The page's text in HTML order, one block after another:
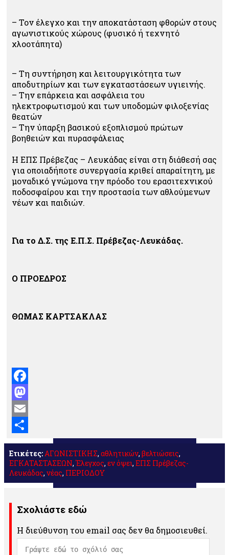
– Τον έλεγχο και την αποκατάσταση φθορών στους
αγωνιστικούς χώρους (φυσικό ή τεχνητό
χλοοτάπητα)
– Τη συντήρηση και λειτουργικότητα των
αποδυτηρίων και των εγκαταστάσεων υγιεινής.
– Την επάρκεια και ασφάλεια του
ηλεκτροφωτισμού και των υποδομών φιλοξενίας
θεατών
– Την ύπαρξη βασικού εξοπλισμού πρώτων
βοηθειών και πυρασφάλειας
Η ΕΠΣ Πρέβεζας – Λευκάδας είναι στη διάθεσή σας
για οποιαδήποτε συνεργασία κριθεί απαραίτητη, με
μοναδικό γνώμονα την πρόοδο του ερασιτεχνικού
ποδοσφαίρου και την προστασία των αθλούμενων
νέων και παιδιών.
Για το Δ.Σ. της Ε.Π.Σ. Πρέβεζας-Λευκάδας.
Ο ΠΡΟΕΔΡΟΣ
ΘΩΜΑΣ ΚΑΡΤΣΑΚΛΑΣ
Facebook
Mastodon
Email
Μοιραστείτε
Ετικέτες:ΑΓΩΝΙΣΤΙΚΗΣ, αθλητικών, βελτιώσεις,
ΕΓΚΑΤΑΣΤΑΣΕΩΝ,Έλεγχος, εν όψει, ΕΠΣ Πρέβεζας-
Λευκάδας, νέας, ΠΕΡΙΟΔΟΥ
Σχολιάστε εδώ
Η διεύθυνση του email σας δεν θα δημοσιευθεί.